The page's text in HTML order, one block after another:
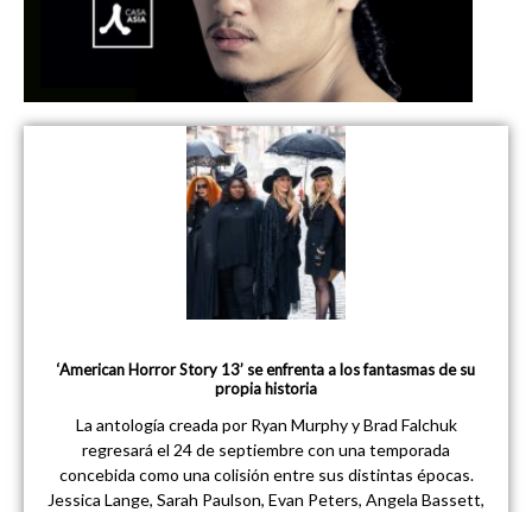
‘American Horror Story 13’ se enfrenta a los fantasmas de su
propia historia
La antología creada por Ryan Murphy y Brad Falchuk
regresará el 24 de septiembre con una temporada
concebida como una colisión entre sus distintas épocas.
Jessica Lange, Sarah Paulson, Evan Peters, Angela Bassett,